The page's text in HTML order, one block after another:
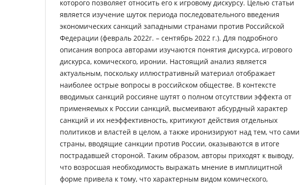
которого позволяет относить его к игровому дискурсу. Целью статьи
является изучение шуток периода последовательного введения
экономических санкций западными странами против Российской
Федерации (февраль 2022г. – сентябрь 2022 г.). Для подробного
описания вопроса авторами изучаются понятия дискурса, игрового
дискурса, комического, иронии. Настоящий анализ является
актуальным, поскольку иллюстративный материал отображает
наиболее острые вопросы в российском обществе. В контексте
вводимых санкций россияне шутят о полном отсутствии эффекта от
применяемых к России санкций, высмеивают абсурдный характер
санкций и их неэффективность, критикуют действия отдельных
политиков и властей в целом, а также иронизируют над тем, что сами
страны, вводящие санкции против России, оказываются в итоге
пострадавшей стороной. Таким образом, авторы приходят к выводу,
что возросшая необходимость выражать мнение в имплицитной
форме привела к тому, что характерным видом комического,